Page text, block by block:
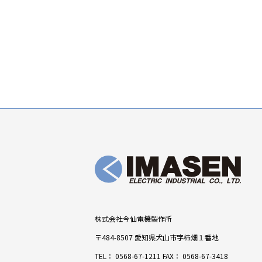
株式会社今仙電機製作所
〒484-8507 愛知県犬山市字柿畑１番地
TEL： 0568-67-1211 FAX： 0568-67-3418